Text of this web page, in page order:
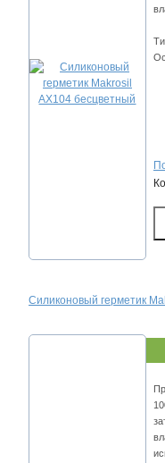
Силиконовый герметик